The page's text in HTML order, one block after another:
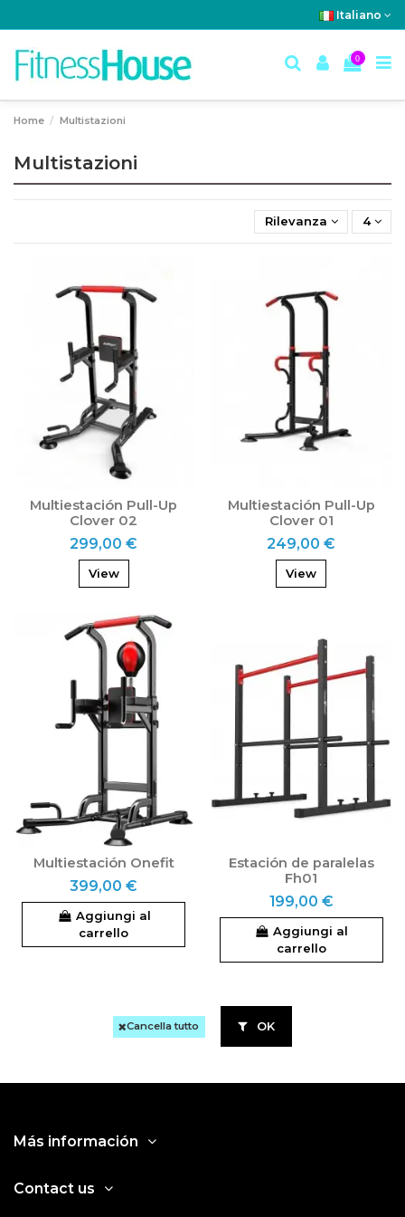
Italiano
0
Home Multistazioni
Multistazioni
Rilevanza 4
Multiestación Pull-Up
Clover 02
299,00 €
View
Multiestación Pull-Up
Clover 01
249,00 €
View
Multiestación Onefit
399,00 €
Aggiungi al
carrello
Estación de paralelas
Fh01
199,00 €
Aggiungi al
carrello
Cancella tutto OK
Más información
Contact us